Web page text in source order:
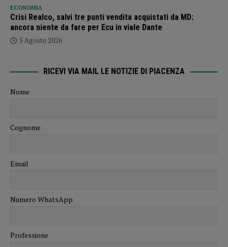
ECONOMIA
Crisi Realco, salvi tre punti vendita acquistati da MD:
ancora niente da fare per Ecu in viale Dante
5 Agosto 2026
RICEVI VIA MAIL LE NOTIZIE DI PIACENZA
Nome
Cognome
Email
Numero WhatsApp
Professione